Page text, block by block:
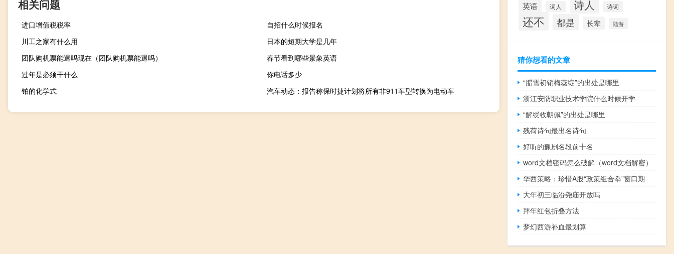
相关问题
进口增值税税率
自招什么时候报名
川工之家有什么用
日本的短期大学是几年
团队购机票能退吗现在（团队购机票能退吗）
春节看到哪些景象英语
过年是必须干什么
你电话多少
铂的化学式
汽车动态：报告称保时捷计划将所有非911车型转换为电动车
英语 词人 诗人 诗词
还不 都是 长辈 陆游
猜你想看的文章
“腊雪初销梅蕊绽”的出处是哪里
浙江安防职业技术学院什么时候开学
“解绶收朝佩”的出处是哪里
残荷诗句最出名诗句
好听的豫剧名段前十名
word文档密码怎么破解（word文档解密）
华西策略：珍惜A股“政策组合拳”窗口期
大年初三临汾尧庙开放吗
拜年红包折叠方法
梦幻西游补血最划算